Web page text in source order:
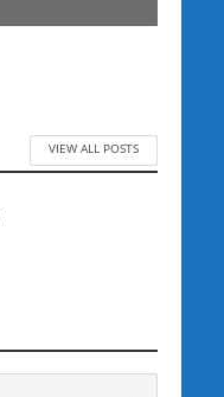
VIEW ALL POSTS